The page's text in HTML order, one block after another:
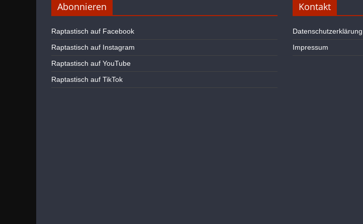
Abonnieren
Raptastisch auf Facebook
Raptastisch auf Instagram
Raptastisch auf YouTube
Raptastisch auf TikTok
Kontakt
Datenschutzerklärung
Impressum